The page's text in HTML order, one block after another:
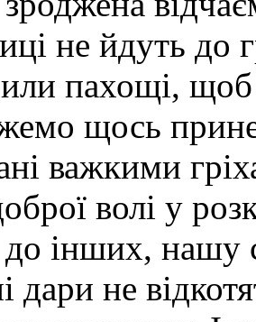
не йдуть до
пахощі,
щось
важкими
волі у
інших, нашу
дари не